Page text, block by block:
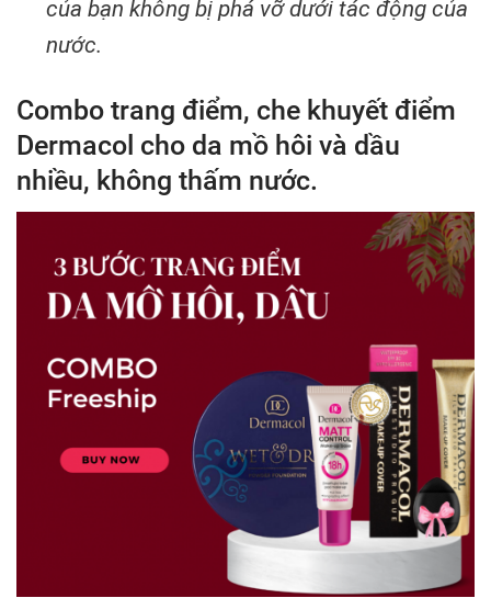
của bạn không bị phá vỡ dưới tác động của
nước.
Combo trang điểm, che khuyết điểm
Dermacol cho da mồ hôi và dầu
nhiều, không thấm nước.